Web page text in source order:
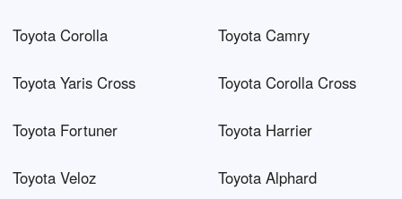
Toyota Corolla Toyota Camry
Toyota Yaris Cross Toyota Corolla Cross
Toyota Fortuner Toyota Harrier
Toyota Veloz Toyota Alphard